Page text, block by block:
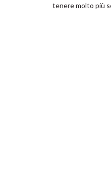
tenere molto più